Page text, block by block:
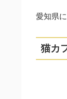
愛知県
猫カ